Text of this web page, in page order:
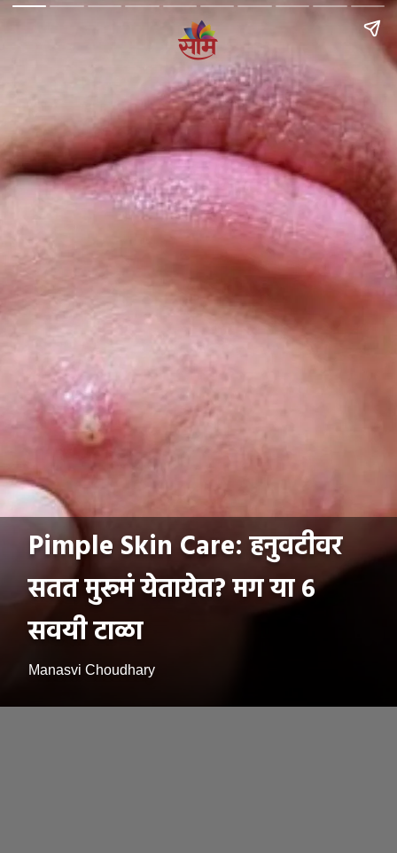
Pimple Skin Care: हनुवटीवर
सतत मुरूमं येतायेत? मग या ६
सवयी टाळा
Manasvi Choudhary